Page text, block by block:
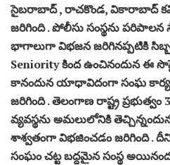
సైబరాబాద్ , రాచకొండ, వికారాబాద్
జరిగింది . పోలీసు సంస్థను
భాగాలుగా విభజన జరిగినప్పటికి
Seniority కింద ఉంచినందున ఈ
కానందున యాధావిదంగా సంఘ
జరిగింది . తెలంగాణ రాష్ట్ర
వ్యవస్థను అమలులోనికి
శాశ్వతంగా విభజించడం జరిగింది .
సంఘం చట్ట బద్దమైన సంస్థ